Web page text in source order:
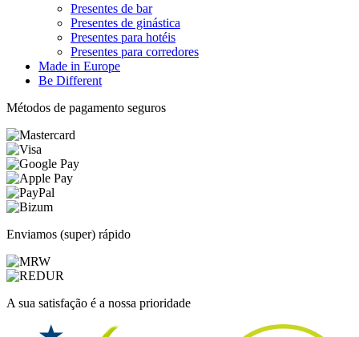
Presentes de bar
Presentes de ginástica
Presentes para hotéis
Presentes para corredores
Made in Europe
Be Different
Métodos de pagamento seguros
Enviamos (super) rápido
A sua satisfação é a nossa prioridade